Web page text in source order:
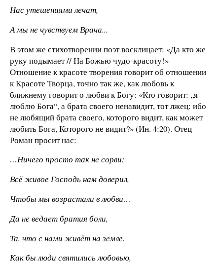
Нас утешениями лечат,
А мы не чувствуем Врача...
В этом же стихотворении поэт восклицает: «Да кто же
руку подымает // На Божью чудо-красоту!»
Отношение к красоте творения говорит об отношении
к Красоте Творца, точно так же, как любовь к
ближнему говорит о любви к Богу: «Кто говорит: „я
люблю Бога“, а брата своего ненавидит, тот лжец: ибо
не любящий брата своего, которого видит, как может
любить Бога, Которого не видит?» (Ин. 4:20). Отец
Роман просит нас:
…Ничего просто так не сорви:
Всё живое Господь нам доверил,
Чтобы мы возрастали в любви…
Да не ведает братия боли,
Та, что с нами живёт на земле.
Как бы люди святились любовью,